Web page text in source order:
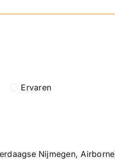
Ervaren
Nijmegen,